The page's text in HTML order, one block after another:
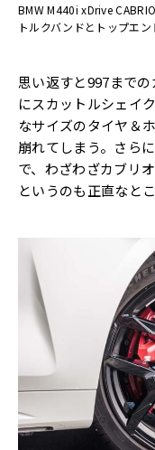
BMW M440i xDrive
トルクバンドとトップエン
思い返すと997まで
にスカットルシェイ
なサイズのタイヤ＆
崩れてしまう。さら
で、わざわざカブリ
というのも正直なと